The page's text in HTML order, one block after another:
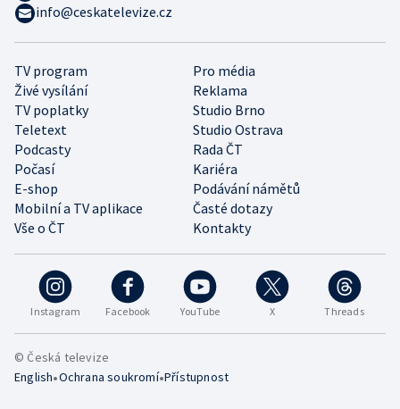
Instagram Facebook YouTube X Threads
TV program
Pro média
Živé vysílání
Reklama
TV poplatky
Studio Brno
Teletext
Studio Ostrava
Podcasty
Rada ČT
Počasí
Kariéra
E-shop
Podávání námětů
Mobilní a TV aplikace
Časté dotazy
Vše o ČT
Kontakty
info@ceskatelevize.cz
© Česká televize
English•Ochrana soukromí•Přístupnost